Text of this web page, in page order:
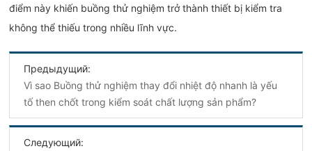
điểm này khiến buồng thử nghiệm trở thành thiết bị kiểm tra
không thể thiếu trong nhiều lĩnh vực.
Предыдущий:
Vì sao Buồng thử nghiệm thay đổi nhiệt độ nhanh là yếu
tố then chốt trong kiểm soát chất lượng sản phẩm?‌
Следующий: